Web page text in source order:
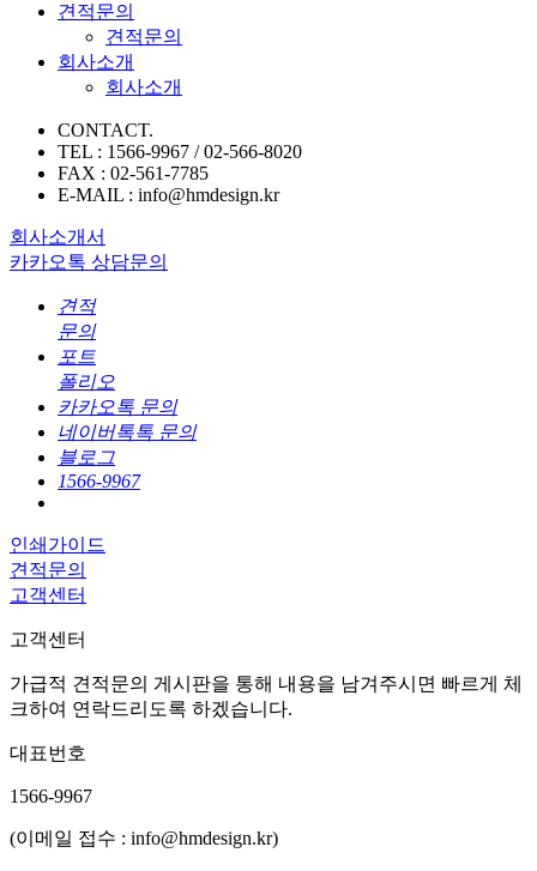
견적문의
견적문의
회사소개
회사소개
CONTACT.
TEL : 1566-9967 / 02-566-8020
FAX : 02-561-7785
E-MAIL : info@hmdesign.kr
회사소개서
카카오톡 상담문의
견적
문의
포트
폴리오
카카오톡 문의
네이버톡톡 문의
블로그
1566-9967
인쇄가이드
견적문의
고객센터
고객센터
가급적 견적문의 게시판을 통해 내용을 남겨주시면 빠르게 체
크하여 연락드리도록 하겠습니다.
대표번호
1566-9967
(이메일 접수 : info@hmdesign.kr)